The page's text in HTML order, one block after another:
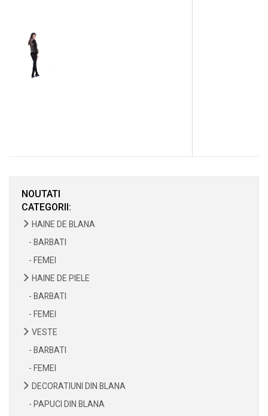
NOUTATI
CATEGORII:
HAINE DE BLANA
- BARBATI
- FEMEI
HAINE DE PIELE
- BARBATI
- FEMEI
VESTE
- BARBATI
- FEMEI
DECORATIUNI DIN BLANA
- PAPUCI DIN BLANA